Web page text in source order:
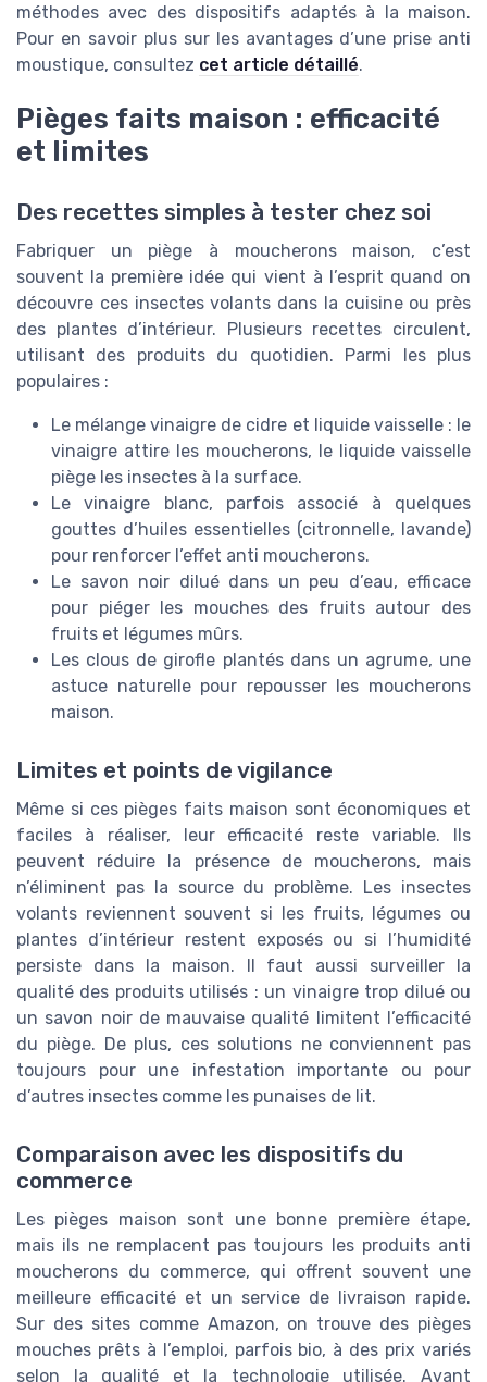
méthodes avec des dispositifs adaptés à la maison.
Pour en savoir plus sur les avantages d’une prise anti
moustique, consultez cet article détaillé.
Pièges faits maison : efficacité
et limites
Des recettes simples à tester chez soi
Fabriquer un piège à moucherons maison, c’est
souvent la première idée qui vient à l’esprit quand on
découvre ces insectes volants dans la cuisine ou près
des plantes d’intérieur. Plusieurs recettes circulent,
utilisant des produits du quotidien. Parmi les plus
populaires :
Le mélange vinaigre de cidre et liquide vaisselle : le
vinaigre attire les moucherons, le liquide vaisselle
piège les insectes à la surface.
Le vinaigre blanc, parfois associé à quelques
gouttes d’huiles essentielles (citronnelle, lavande)
pour renforcer l’effet anti moucherons.
Le savon noir dilué dans un peu d’eau, efficace
pour piéger les mouches des fruits autour des
fruits et légumes mûrs.
Les clous de girofle plantés dans un agrume, une
astuce naturelle pour repousser les moucherons
maison.
Limites et points de vigilance
Même si ces pièges faits maison sont économiques et
faciles à réaliser, leur efficacité reste variable. Ils
peuvent réduire la présence de moucherons, mais
n’éliminent pas la source du problème. Les insectes
volants reviennent souvent si les fruits, légumes ou
plantes d’intérieur restent exposés ou si l’humidité
persiste dans la maison. Il faut aussi surveiller la
qualité des produits utilisés : un vinaigre trop dilué ou
un savon noir de mauvaise qualité limitent l’efficacité
du piège. De plus, ces solutions ne conviennent pas
toujours pour une infestation importante ou pour
d’autres insectes comme les punaises de lit.
Comparaison avec les dispositifs du
commerce
Les pièges maison sont une bonne première étape,
mais ils ne remplacent pas toujours les produits anti
moucherons du commerce, qui offrent souvent une
meilleure efficacité et un service de livraison rapide.
Sur des sites comme Amazon, on trouve des pièges
mouches prêts à l’emploi, parfois bio, à des prix variés
selon la qualité et la technologie utilisée. Avant